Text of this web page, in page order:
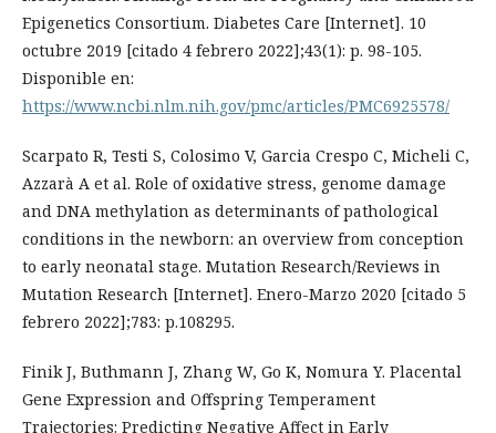
Epigenetics Consortium. Diabetes Care [Internet]. 10
octubre 2019 [citado 4 febrero 2022];43(1): p. 98-105.
Disponible en:
https://www.ncbi.nlm.nih.gov/pmc/articles/PMC6925578/
Scarpato R, Testi S, Colosimo V, Garcia Crespo C, Micheli C,
Azzarà A et al. Role of oxidative stress, genome damage
and DNA methylation as determinants of pathological
conditions in the newborn: an overview from conception
to early neonatal stage. Mutation Research/Reviews in
Mutation Research [Internet]. Enero-Marzo 2020 [citado 5
febrero 2022];783: p.108295.
Finik J, Buthmann J, Zhang W, Go K, Nomura Y. Placental
Gene Expression and Offspring Temperament
Trajectories: Predicting Negative Affect in Early